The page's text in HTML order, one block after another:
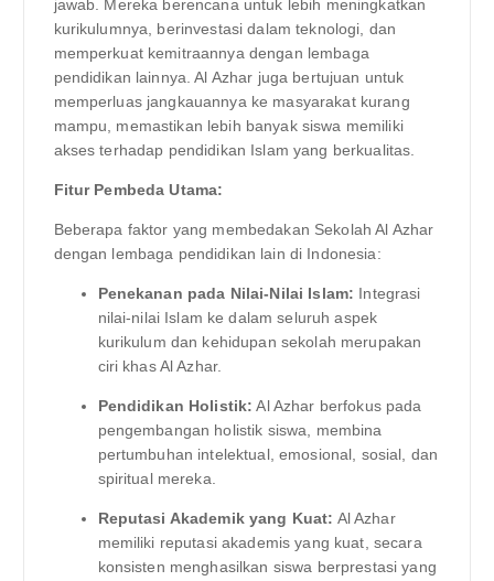
jawab. Mereka berencana untuk lebih meningkatkan
kurikulumnya, berinvestasi dalam teknologi, dan
memperkuat kemitraannya dengan lembaga
pendidikan lainnya. Al Azhar juga bertujuan untuk
memperluas jangkauannya ke masyarakat kurang
mampu, memastikan lebih banyak siswa memiliki
akses terhadap pendidikan Islam yang berkualitas.
Fitur Pembeda Utama:
Beberapa faktor yang membedakan Sekolah Al Azhar
dengan lembaga pendidikan lain di Indonesia:
Penekanan pada Nilai-Nilai Islam: Integrasi
nilai-nilai Islam ke dalam seluruh aspek
kurikulum dan kehidupan sekolah merupakan
ciri khas Al Azhar.
Pendidikan Holistik: Al Azhar berfokus pada
pengembangan holistik siswa, membina
pertumbuhan intelektual, emosional, sosial, dan
spiritual mereka.
Reputasi Akademik yang Kuat: Al Azhar
memiliki reputasi akademis yang kuat, secara
konsisten menghasilkan siswa berprestasi yang